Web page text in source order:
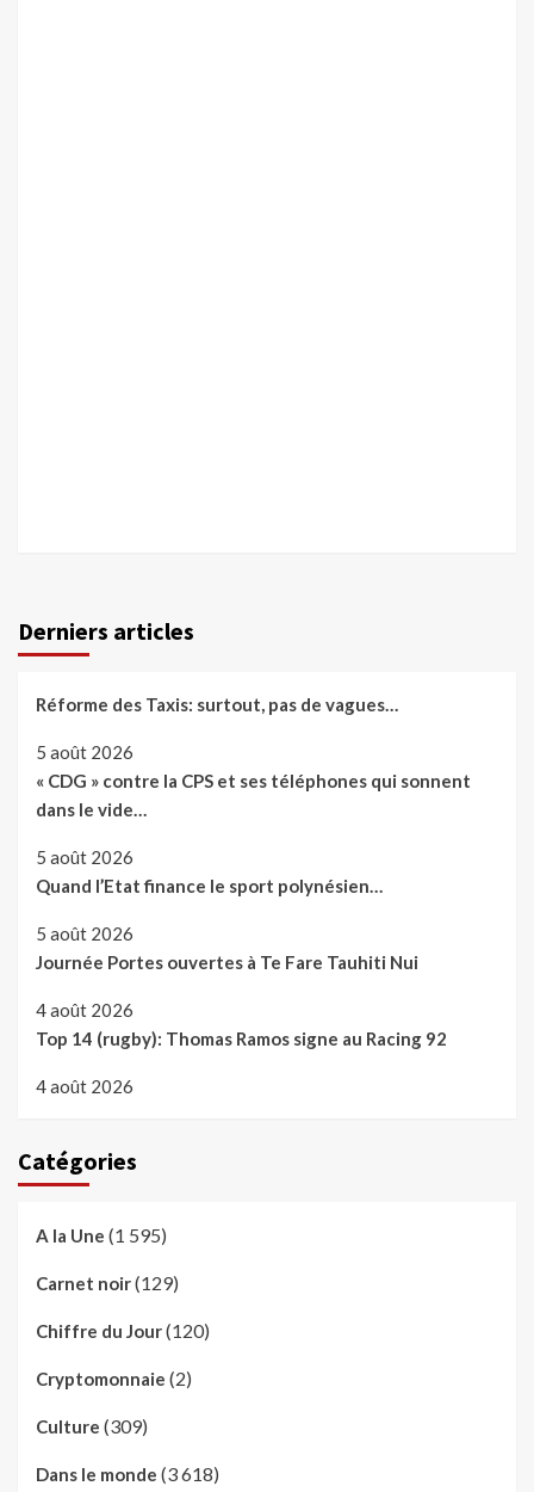
Derniers articles
Réforme des Taxis: surtout, pas de vagues…
5 août 2026
« CDG » contre la CPS et ses téléphones qui sonnent
dans le vide…
5 août 2026
Quand l’Etat finance le sport polynésien…
5 août 2026
Journée Portes ouvertes à Te Fare Tauhiti Nui
4 août 2026
Top 14 (rugby): Thomas Ramos signe au Racing 92
4 août 2026
Catégories
A la Une (1 595)
Carnet noir(129)
Chiffre du Jour(120)
Cryptomonnaie (2)
Culture (309)
Dans le monde (3 618)